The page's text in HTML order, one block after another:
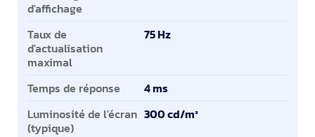
d'affichage
Taux de
d'actualisation
maximal
75 Hz
Temps de réponse
4 ms
Luminosité de l'écran
(typique)
300 cd/m²